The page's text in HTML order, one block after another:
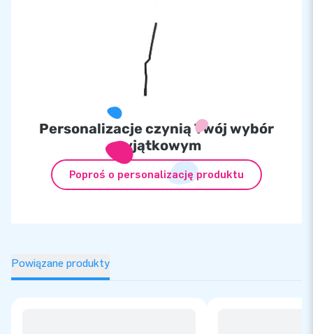
Personalizacje czynią Twój wybór
wyjątkowym
Poproś o personalizację produktu
Powiązane produkty